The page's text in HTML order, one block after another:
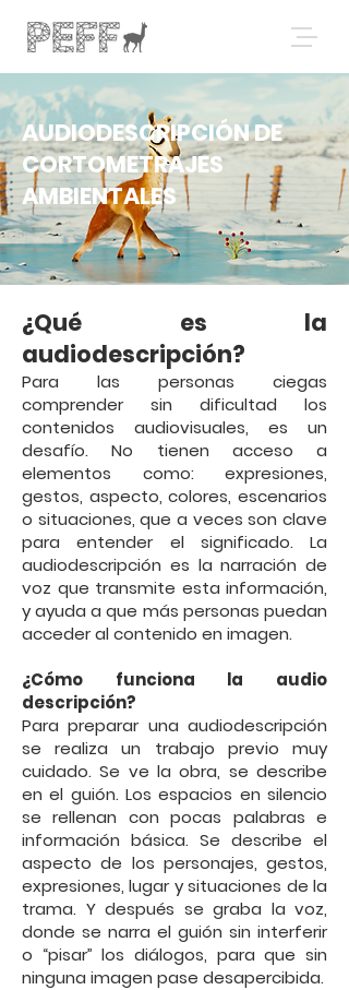
AUDIODESCRIPCIÓN DE
CORTOMETRAJES
AMBIENTALES
¿Qué es la
audiodescripción?
Para las personas ciegas
comprender sin dificultad los
contenidos audiovisuales, es un
desafío. No tienen acceso a
elementos como: expresiones,
gestos, aspecto, colores, escenarios
o situaciones, que a veces son clave
para entender el significado. La
audiodescripción es la narración de
voz que transmite esta información,
y ayuda a que más personas puedan
acceder al contenido en imagen.
¿Cómo funciona la audio
descripción?
Para preparar una audiodescripción
se realiza un trabajo previo muy
cuidado. Se ve la obra, se describe
en el guión. Los espacios en silencio
se rellenan con pocas palabras e
información básica. Se describe el
aspecto de los personajes, gestos,
expresiones, lugar y situaciones de la
trama. Y después se graba la voz,
donde se narra el guión sin interferir
o “pisar” los diálogos, para que sin
ninguna imagen pase desapercibida.